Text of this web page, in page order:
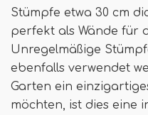
Stümpfe etwa 30 cm
perfekt als Wände für
Unregelmäßige
ebenfalls verwendet
Garten ein
möchten, ist dies eine